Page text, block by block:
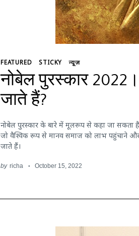
FEATURED STICKY न्यूज़
नोबेल पुरस्कार
जाते हैं?
नोबेल पुरस्कार के बारे में मूलरूप से कहा जा सकता है
जो वैश्विक रूप से मानव समाज को लाभ पहुंचाने और
जाते हैं।
by richa October 15, 2022